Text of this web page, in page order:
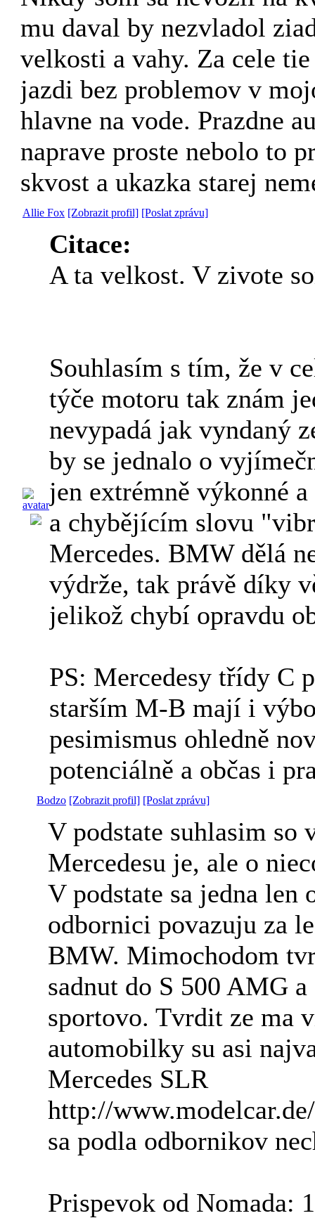
mu daval by nezvladol
velkosti a vahy. Za cele
jazdi bez problemov v
hlavne na vode. Prazdne
naprave proste nebolo to
skvost a ukazka starej
Allie Fox [Zobrazit profil] [Poslat zprávu]
Citace:
A ta velkost. V zivote
Souhlasím s tím, že v
týče motoru tak znám
nevypadá jak vyndaný
by se jednalo o
jen extrémně výkonné
a chybějícím slovu
Mercedes. BMW dělá
výdrže, tak právě díky
jelikož chybí opravdu
PS: Mercedesy třídy C
starším M-B mají i
pesimismus ohledně
potenciálně a občas i
Bodzo [Zobrazit profil] [Poslat zprávu]
V podstate suhlasim so
Mercedesu je, ale o
V podstate sa jedna
odbornici povazuju za
BMW. Mimochodom
sadnut do S 500 AMG
sportovo. Tvrdit ze ma
automobilky su asi
Mercedes SLR
http://
sa podla odbornikov
Prispevok od Nomada: